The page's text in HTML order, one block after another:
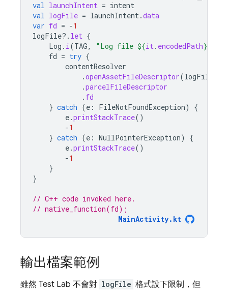
val launchIntent = intent
val logFile = launchIntent.data
var fd = -1
logFile?. let {
Log . i(TAG, "Log file ${it. encodedPath}
fd = try {
contentResolver
.openAssetFileDescriptor(logFile
.parcelFileDescriptor
. fd
} catch (e : FileNotFoundException)
{
e.printStackTrace()
-1
} catch (e : NullPointerException)
{
e.printStackTrace()
-1
}
}
// C++ code invoked here.
// native_function(fd);
MainActivity.kt
輸出檔案範例
雖然 Test Lab 不會對 logFile 格式設下限制，但